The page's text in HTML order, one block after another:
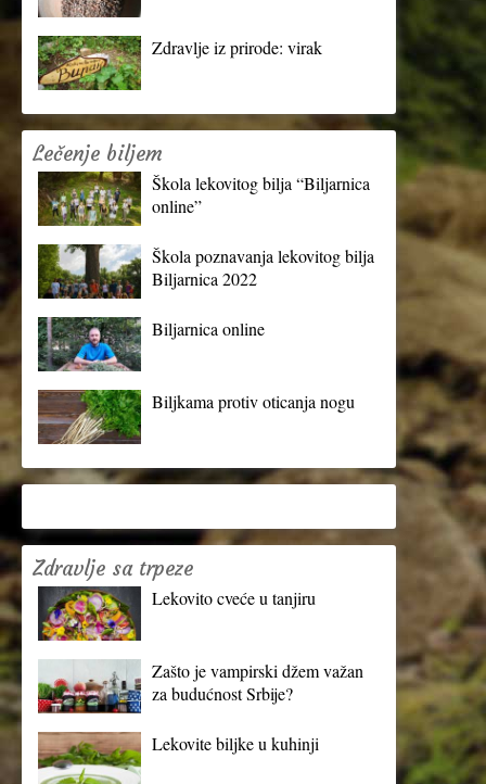
Zdravlje iz prirode: virak
Lečenje biljem
Škola lekovitog bilja “Biljarnica
online”
Škola poznavanja lekovitog bilja
Biljarnica 2022
Biljarnica online
Biljkama protiv oticanja nogu
Zdravlje sa trpeze
Lekovito cveće u tanjiru
Zašto je vampirski džem važan
za budućnost Srbije?
Lekovite biljke u kuhinji